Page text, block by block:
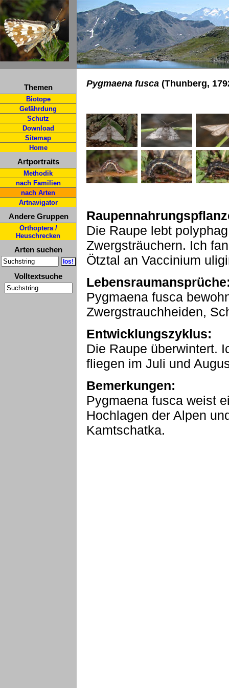
Themen
Biotope
Gefährdung
Schutz
Download
Sitemap
Home
Artportraits
Methodik
nach Familien
nach Arten
Artnavigator
Andere Gruppen
Orthoptera /
Heuschrecken
Arten suchen
Volltextsuche
Pygmaena fusca (Thunberg,
Die Raupe lebt
Zwergsträuchern. Ich
Ötztal an Vaccinium
Pygmaena fusca
Zwergstrauchheiden,
Entwicklungszyklus:
Die Raupe überwintert.
fliegen im Juli und
Bemerkungen:
Pygmaena fusca weist
Hochlagen der Alpen
Kamtschatka.